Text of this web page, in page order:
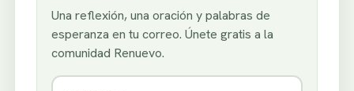
Una reflexión, una oración y palabras de
esperanza en tu correo. Únete gratis a la
comunidad Renuevo.
Nombre